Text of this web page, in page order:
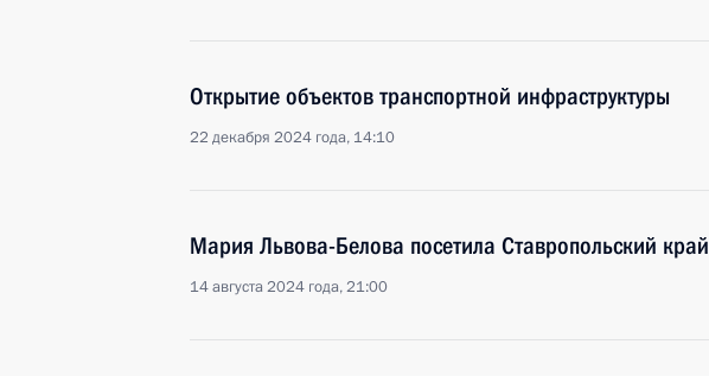
Открытие объектов транспортной инфраструктуры
22 декабря 2024 года, 14:10
Мария Львова-Белова посетила Ставропольский край
14 августа 2024 года, 21:00